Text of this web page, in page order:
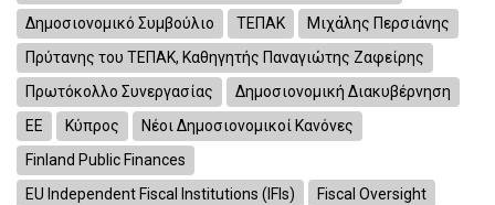
Δημοσιονομικό Συμβούλιο
ΤΕΠΑΚ
Μιχάλης Περσιάνης
Πρύτανης του ΤΕΠΑΚ, Καθηγητής Παναγιώτης Ζαφείρης
Πρωτόκολλο Συνεργασίας
Δημοσιονομική Διακυβέρνηση
ΕΕ
Κύπρος
Νέοι Δημοσιονομικοί Κανόνες
Finland Public Finances
EU Independent Fiscal Institutions (IFIs)
Fiscal Oversight